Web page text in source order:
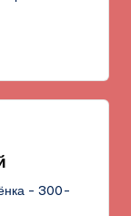
- 300-